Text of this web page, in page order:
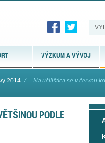
VÝZKUM A VÝVOJ
2014 ⁄ Na učilištích se v červnu
PODLE